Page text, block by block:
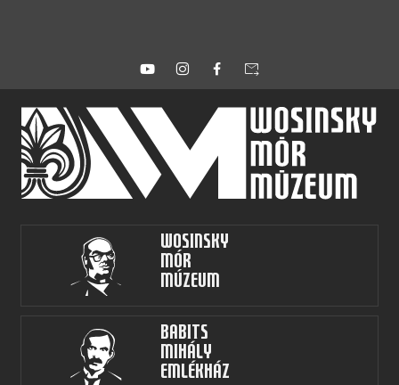
forward_to_inbox
Wosinsky
Mór
Múzeum
Babits
Mihály
Emlékház